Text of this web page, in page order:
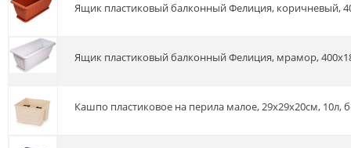
Ящик пластиковый балконный Фелиция, коричневый,
Ящик пластиковый балконный Фелиция, мрамор,
Кашпо пластиковое на перила малое, 29х29х20см, 10л,